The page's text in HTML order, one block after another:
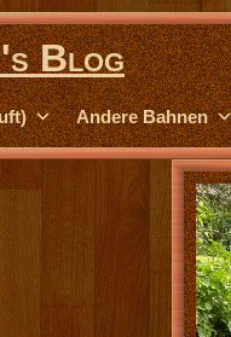
Blog
Andere Bahnen